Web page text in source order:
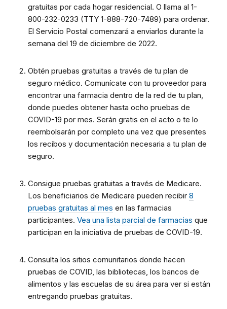
gratuitas por cada hogar residencial. O llama al 1-
800-232-0233 (TTY 1-888-720-7489) para ordenar.
El Servicio Postal comenzará a enviarlos durante la
semana del 19 de diciembre de 2022.
Obtén pruebas gratuitas a través de tu plan de
seguro médico. Comunícate con tu proveedor para
encontrar una farmacia dentro de la red de tu plan,
donde puedes obtener hasta ocho pruebas de
COVID-19 por mes. Serán gratis en el acto o te lo
reembolsarán por completo una vez que presentes
los recibos y documentación necesaria a tu plan de
seguro.
Consigue pruebas gratuitas a través de Medicare.
Los beneficiarios de Medicare pueden recibir 8
pruebas gratuitas al mes en las farmacias
participantes. Vea una lista parcial de farmacias que
participan en la iniciativa de pruebas de COVID-19.
Consulta los sitios comunitarios donde hacen
pruebas de COVID, las bibliotecas, los bancos de
alimentos y las escuelas de su área para ver si están
entregando pruebas gratuitas.